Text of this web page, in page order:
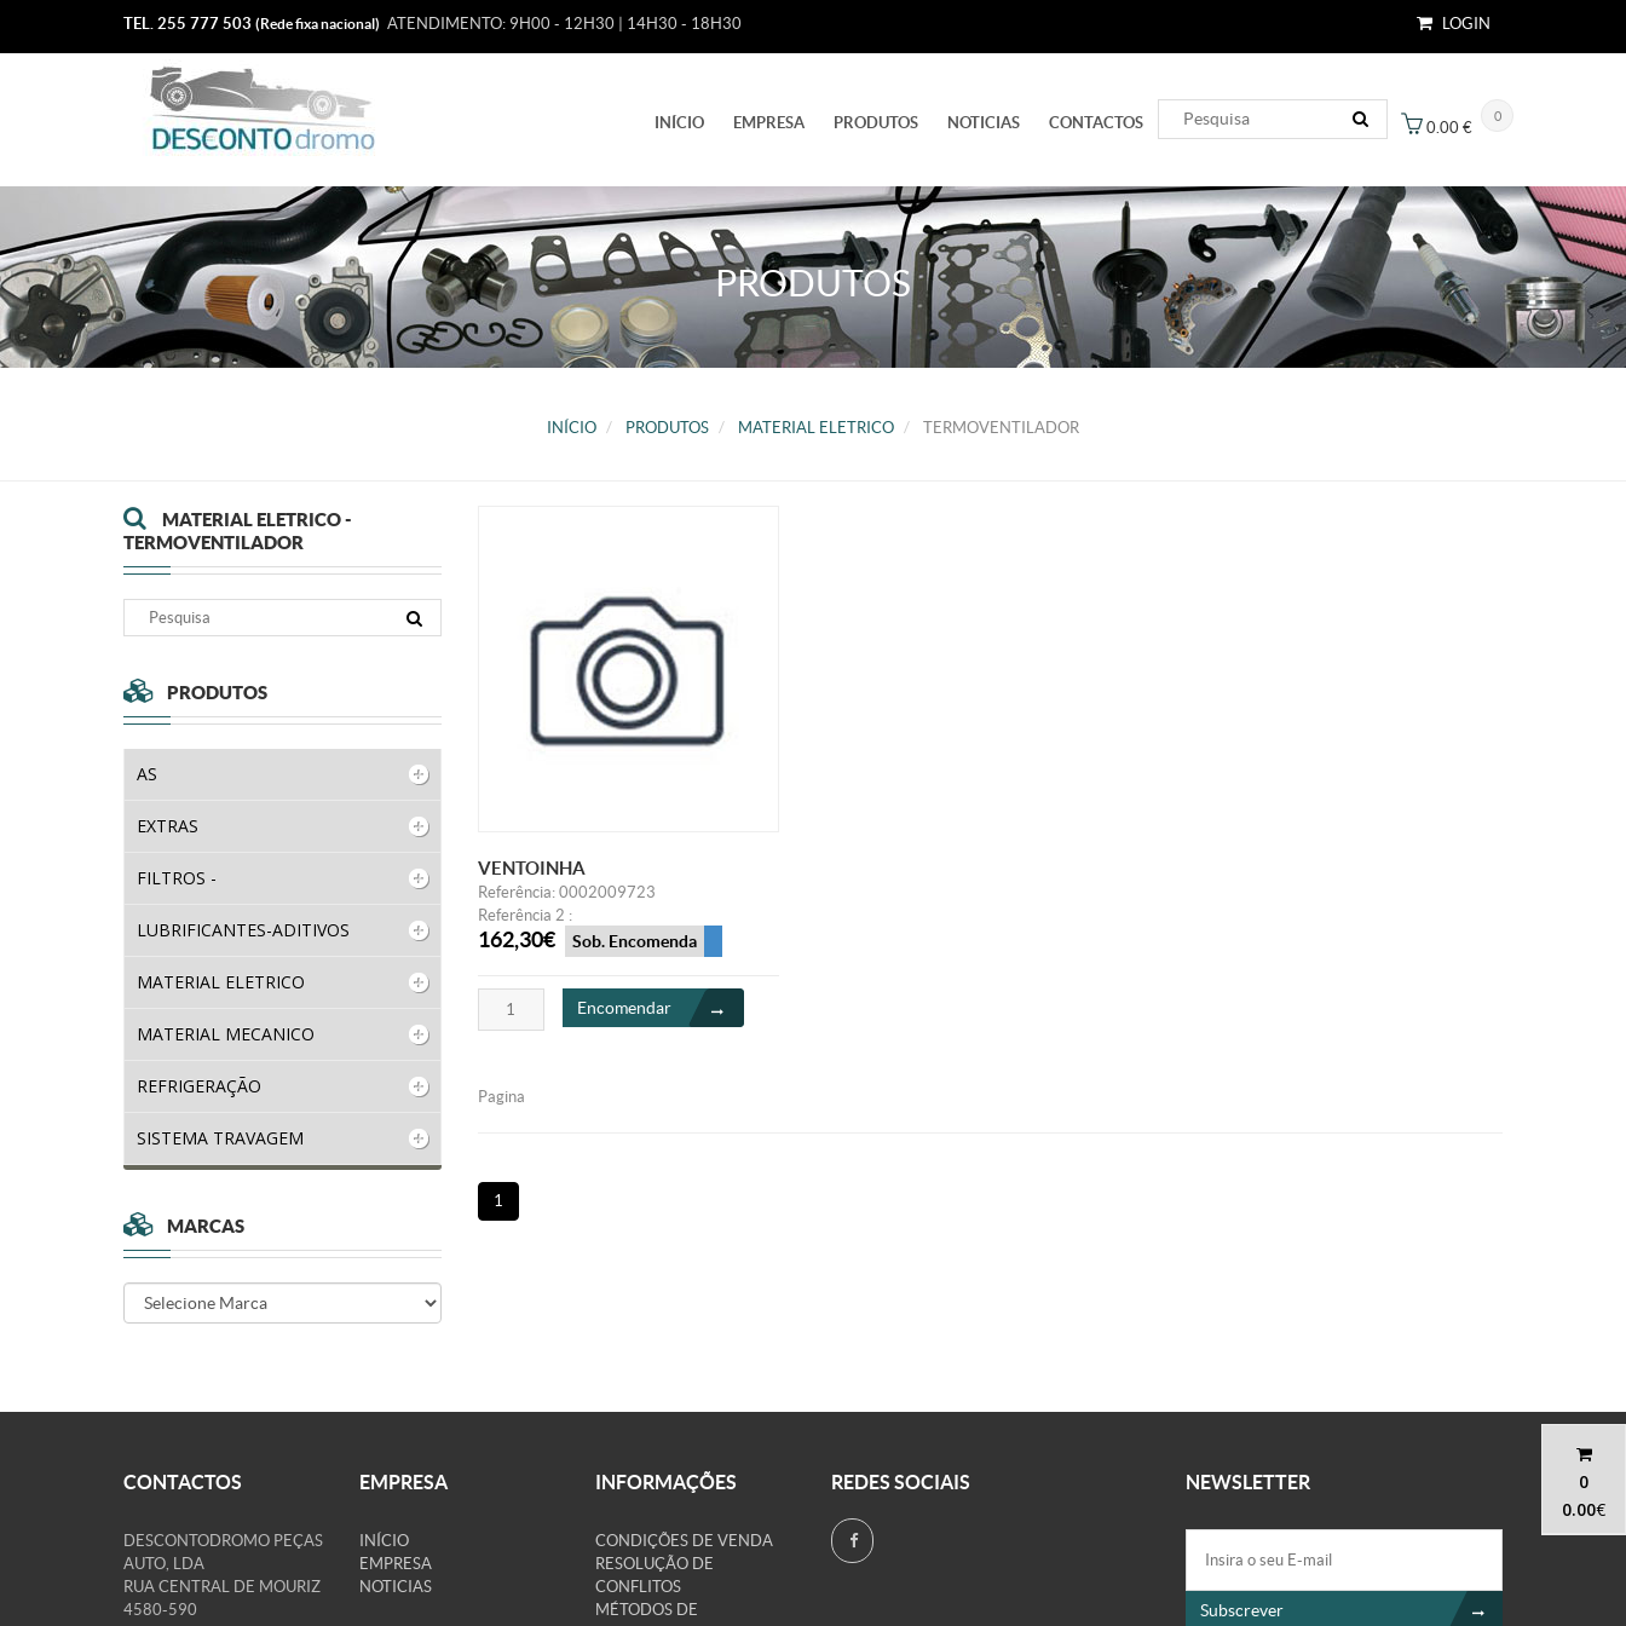
TEL. 255 777 503 (Rede fixa nacional) ATENDIMENTO: 9H00 - 12H30 | 14H30 - 18H30 LOGIN
0
0.00 €
INÍCIO EMPRESA PRODUTOS NOTICIAS CONTACTOS
0
0.00€
PRODUTOS
INÍCIO PRODUTOS MATERIAL ELETRICO TERMOVENTILADOR
MATERIAL ELETRICO -
TERMOVENTILADOR
PRODUTOS
AS
EXTRAS
FILTROS -
LUBRIFICANTES-ADITIVOS
MATERIAL ELETRICO
MATERIAL MECANICO
REFRIGERAÇÃO
SISTEMA TRAVAGEM
MARCAS
VENTOINHA
Referência: 0002009723
Referência 2 :
162,30€ Sob. Encomenda
Encomendar
Pagina
1
CONTACTOS
DESCONTODROMO PEÇAS
AUTO, LDA
RUA CENTRAL DE MOURIZ
4580-590
EMPRESA
INÍCIO
EMPRESA
NOTICIAS
INFORMAÇÕES
CONDIÇÕES DE VENDA
RESOLUÇÃO DE
CONFLITOS
MÉTODOS DE
REDES SOCIAIS NEWSLETTER
Subscrever